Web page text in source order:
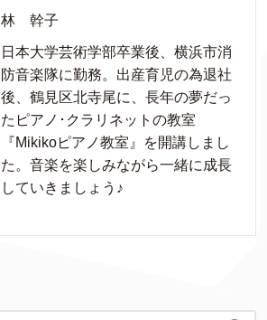
林 幹子
日本大学芸術学部卒業後、横浜市消
防音楽隊に勤務。出産育児の為退社
後、鶴見区北寺尾に、長年の夢だっ
たピアノ･クラリネットの教室
『Mikikoピアノ教室』を開講しまし
た。音楽を楽しみながら一緒に成長
していきましょう♪